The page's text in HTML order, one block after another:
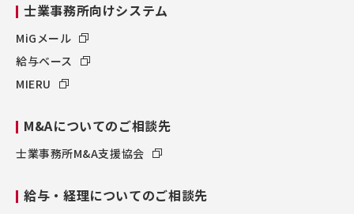
士業事務所向けシステム
MiGメール
給与ベース
MIERU
M&Aについてのご相談先
士業事務所M&A支援協会
給与・経理についてのご相談先